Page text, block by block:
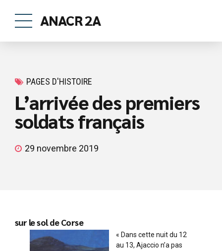
ANACR 2A
PAGES D'HISTOIRE
L’arrivée des premiers
soldats français
29 novembre 2019
sur le sol de Corse
« Dans cette nuit du 12
au 13, Ajaccio n’a pas